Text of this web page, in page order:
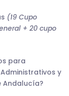
(19 Cupo
+ 20 cupo
para
y
Andalucía?